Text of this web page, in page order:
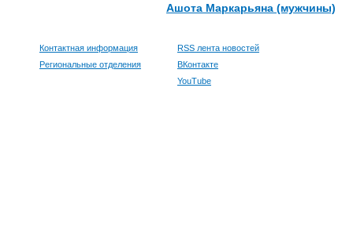
Ашота Маркарьяна (мужчины)
Контактная информация
Региональные отделения
RSS лента новостей
ВКонтакте
YouTube